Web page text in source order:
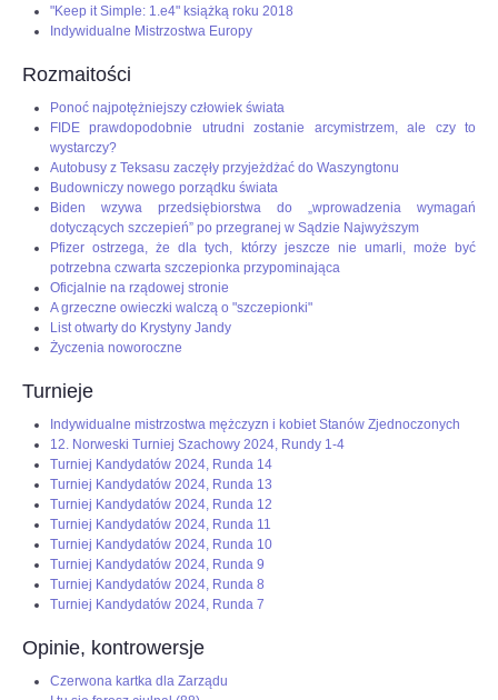
ZDJĘCIA
Z KALENDARZA
"Keep it Simple: 1.e4" książką roku 2018
Indywidualne Mistrzostwa Europy
Rozmaitości
Ponoć najpotężniejszy człowiek świata
FIDE prawdopodobnie utrudni zostanie arcymistrzem, ale czy to
wystarczy?
Autobusy z Teksasu zaczęły przyjeżdżać do Waszyngtonu
Budowniczy nowego porządku świata
Biden wzywa przedsiębiorstwa do „wprowadzenia wymagań
dotyczących szczepień” po przegranej w Sądzie Najwyższym
Pfizer ostrzega, że dla tych, którzy jeszcze nie umarli, może być
potrzebna czwarta szczepionka przypominająca
Oficjalnie na rządowej stronie
A grzeczne owieczki walczą o "szczepionki"
List otwarty do Krystyny Jandy
Życzenia noworoczne
Turnieje
Indywidualne mistrzostwa mężczyzn i kobiet Stanów Zjednoczonych
12. Norweski Turniej Szachowy 2024, Rundy 1-4
Turniej Kandydatów 2024, Runda 14
Turniej Kandydatów 2024, Runda 13
Turniej Kandydatów 2024, Runda 12
Turniej Kandydatów 2024, Runda 11
Turniej Kandydatów 2024, Runda 10
Turniej Kandydatów 2024, Runda 9
Turniej Kandydatów 2024, Runda 8
Turniej Kandydatów 2024, Runda 7
Opinie, kontrowersje
Czerwona kartka dla Zarządu